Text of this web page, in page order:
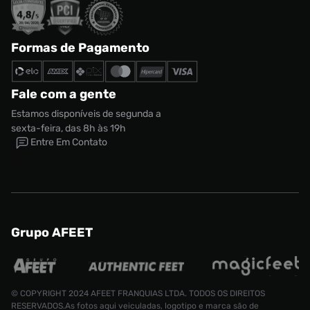
Formas de Pagamento
Fale com a gente
Estamos disponíveis de segunda a
sexta-feira, das 8h às 19h
Entre Em Contato
Grupo AFEET
© COPYRIGHT 2024 AFEET FRANQUIAS LTDA. TODOS OS DIREITOS
RESERVADOS.As fotos aqui veiculadas, logotipo e marca são de